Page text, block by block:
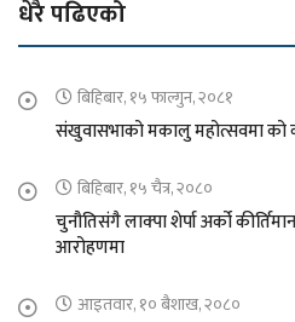
धेरै पढिएको
बिहिबार, १५ फाल्गुन, २०८१
संखुवासभाको मकालु महोत्सवमा को
बिहिबार, १५ चैत्र, २०८०
चुनौतिसंगै लाक्पा शेर्पा अर्को
आरोहणमा
आइतवार, १० बैशाख, २०८०